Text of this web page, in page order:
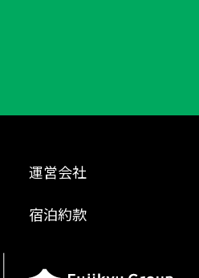
運営会社
宿泊約款